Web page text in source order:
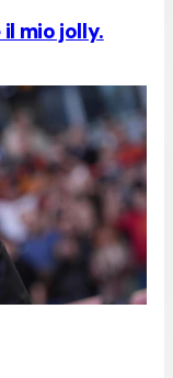
mio jolly.